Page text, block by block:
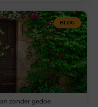
BLOG
zonder gedoe